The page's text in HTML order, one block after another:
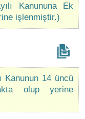
Kanununa Ek
işlenmiştir.)
Kanunun 14 üncü
olup yerine